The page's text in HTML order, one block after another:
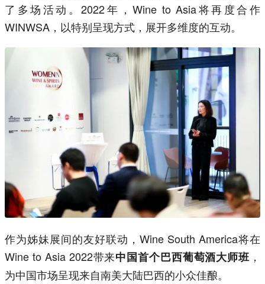
了多场活动。2022年，Wine to Asia将再度合作
WINWSA，以特别呈现方式，展开多维度的互动。
作为姊妹展间的友好联动，Wine South America将在
Wine to Asia 2022带来中国首个巴西葡萄酒大师班 ，
为中国市场呈现来自南美大陆巴西的小众佳酿。